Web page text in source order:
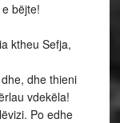
bëjte!
ktheu Sefja,
dhe thieni
vdekëla!
Po edhe